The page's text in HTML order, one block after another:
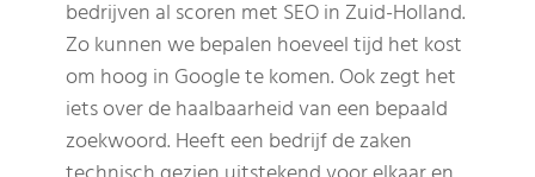
bedrijven al scoren met SEO in Zuid-Holland.
Zo kunnen we bepalen hoeveel tijd het kost
om hoog in Google te komen. Ook zegt het
iets over de haalbaarheid van een bepaald
zoekwoord. Heeft een bedrijf de zaken